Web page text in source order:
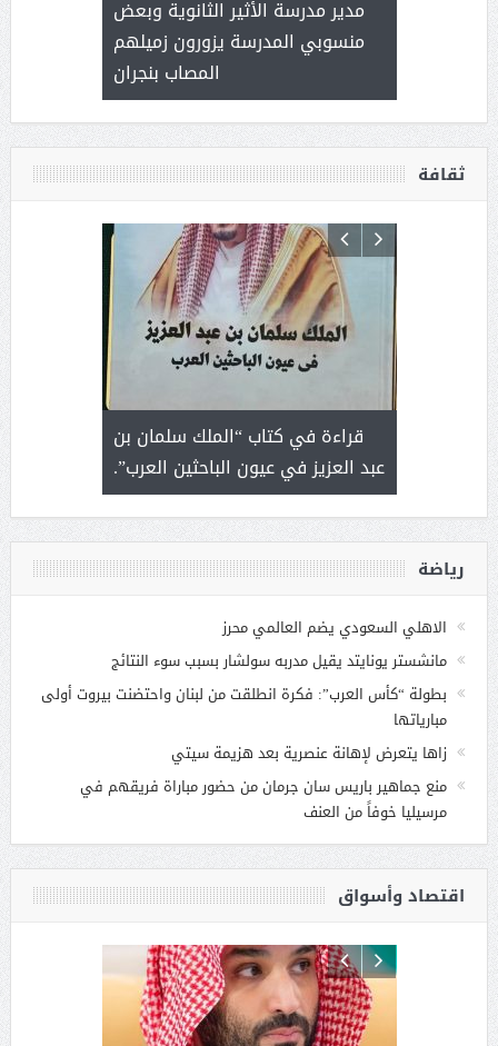
( محمد
مدير مدرسة الأثير الثانوية وبعض
منسوبي المدرسة يزورون زميلهم
المصاب بنجران
) .. ميراث
ثقافة
قراءة في كتاب “الملك سلمان بن
عبد العزيز في عيون الباحثين العرب”.
لايعرف
رياضة
الاهلي السعودي يضم العالمي محرز
مانشستر يونايتد يقيل مدربه سولشار بسبب سوء النتائج
بطولة “كأس العرب”: فكرة انطلقت من لبنان واحتضنت بيروت أولى
مبارياتها
زاها يتعرض لإهانة عنصرية بعد هزيمة سيتي
منع جماهير باريس سان جرمان من حضور مباراة فريقهم في
مرسيليا خوفاً من العنف
اقتصاد وأسواق